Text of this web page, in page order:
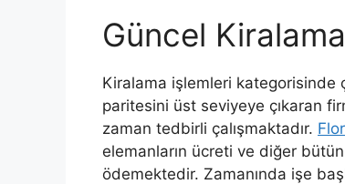
Güncel
Kiralama işlemleri
paritesini üst seviyeye çıkaran
zaman tedbirli çalışmaktadır.
elemanların ücreti ve diğer
ödemektedir. Zamanında işe